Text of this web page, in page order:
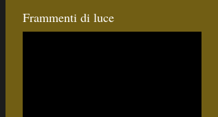
Frammenti di luce